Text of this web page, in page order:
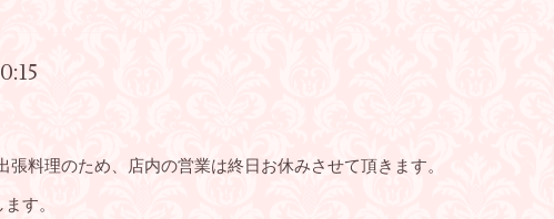
張料理のため、店内の営業は終日お休みさせて頂きます。
す。